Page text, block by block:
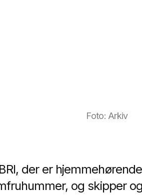
Foto: Arkiv
der er
og skipper